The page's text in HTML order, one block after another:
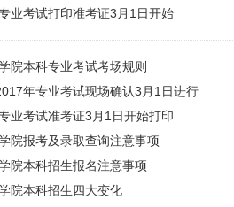
业考试打印准考证3月1日开始
院本科专业考试考场规则
年专业考试现场确认3月1日进行
业考试准考证3月1日开始打印
院报考及录取查询注意事项
院本科招生报名注意事项
院本科招生四大变化